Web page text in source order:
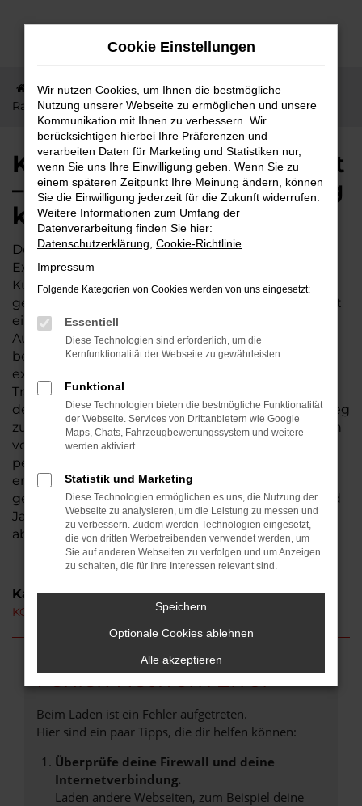
Zum
Startseite Ranstadt KGM
Kurze Wege nach
Ranstadt – jetzt KGM Actyon günstig kaufen
Kurze Wege nach Ranstadt
– jetzt KGM Actyon günstig
kaufen
Der KGM Actyon wird gleichermaßen von
Expertinnen und Experten wie von unserer
Kundschaft aus Ranstadt und Umgebung
geschätzt. Dieses Fahrzeug ist vielseitig und bietet
ein exzellentes Preis-Leistungs-Verhältnis. Wer im
Autohaus Lisson kauft, darf sich zudem auf einige
besondere Vorteile freuen. Unser Familienbetrieb
existiert seit 1974, somit sind wir ein
Traditionsunternehmen und seit der Gründung in
der Wetterau beheimatet. Aus Ranstadt ist der Weg
zu uns nicht weit. Bestimmt haben auch Sie schon
von uns gehört – wir laden Sie herzlich ein, uns
persönlich kennen zu lernen. Ihren KGM Actyon
erhalten Sie auf Wunsch als Neuwagen oder auch
gebraucht. Hinzu kommen Tageszulassungen und
Jahreswagen, die unser breites Sortiment
abrunden.
Kategorie
KGM Actyon Neuwagen Ranstadt
Fehler: Network Error
Beim Laden ist ein Fehler aufgetreten.
Hier sind ein paar Tipps, die dir helfen können:
Überprüfe deine Firewall und deine
Internetverbindung.
Laden andere Webseiten, zum Beispiel deine
Cookie Einstellungen
Wir nutzen Cookies, um Ihnen die bestmögliche
Nutzung unserer Webseite zu ermöglichen und unsere
Kommunikation mit Ihnen zu verbessern. Wir
berücksichtigen hierbei Ihre Präferenzen und
verarbeiten Daten für Marketing und Statistiken nur,
wenn Sie uns Ihre Einwilligung geben. Wenn Sie zu
einem späteren Zeitpunkt Ihre Meinung ändern, können
Sie die Einwilligung jederzeit für die Zukunft widerrufen.
Weitere Informationen zum Umfang der
Datenverarbeitung finden Sie hier:
Datenschutzerklärung Cookie-Richtlinie
Impressum
Folgende Kategorien von Cookies werden von uns eingesetzt:
Essentiell
Diese Technologien sind erforderlich, um die
Kernfunktionalität der Webseite zu gewährleisten.
Funktional
Diese Technologien bieten die bestmögliche Funktionalität
der Webseite. Services von Drittanbietern wie Google
Maps, Chats, Fahrzeugbewertungssystem und weitere
werden aktiviert.
Statistik und Marketing
Diese Technologien ermöglichen es uns, die Nutzung der
Webseite zu analysieren, um die Leistung zu messen und
zu verbessern. Zudem werden Technologien eingesetzt,
die von dritten Werbetreibenden verwendet werden, um
Sie auf anderen Webseiten zu verfolgen und um Anzeigen
zu schalten, die für Ihre Interessen relevant sind.
Speichern
Optionale Cookies ablehnen
Alle akzeptieren